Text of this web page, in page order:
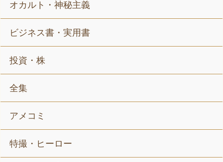
オカルト・神秘主義
ビジネス書・実用書
投資・株
全集
アメコミ
特撮・ヒーロー